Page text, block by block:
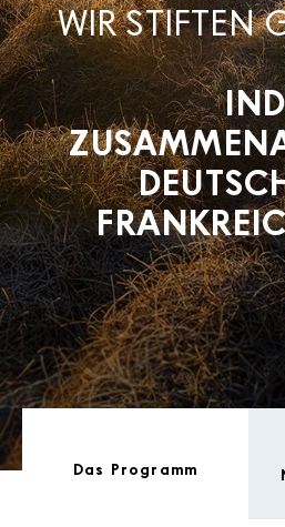
WIR STIFTEN
Das Programm